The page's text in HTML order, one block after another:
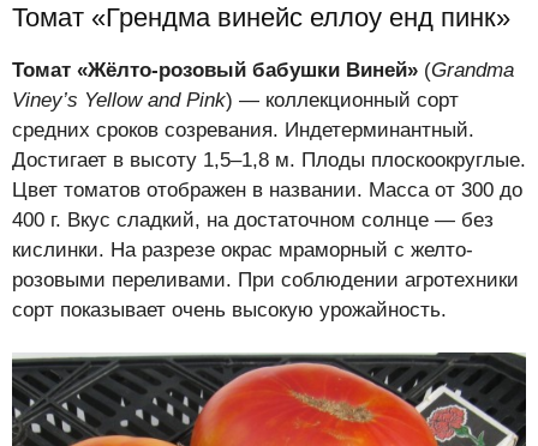
Томат «Грендма винейс еллоу енд пинк»
Томат «Жёлто-розовый бабушки Виней» (Grandma
Viney’s Yellow and Pink) — коллекционный сорт
средних сроков созревания. Индетерминантный.
Достигает в высоту 1,5–1,8 м. Плоды плоскоокруглые.
Цвет томатов отображен в названии. Масса от 300 до
400 г. Вкус сладкий, на достаточном солнце — без
кислинки. На разрезе окрас мраморный с желто-
розовыми переливами. При соблюдении агротехники
сорт показывает очень высокую урожайность.